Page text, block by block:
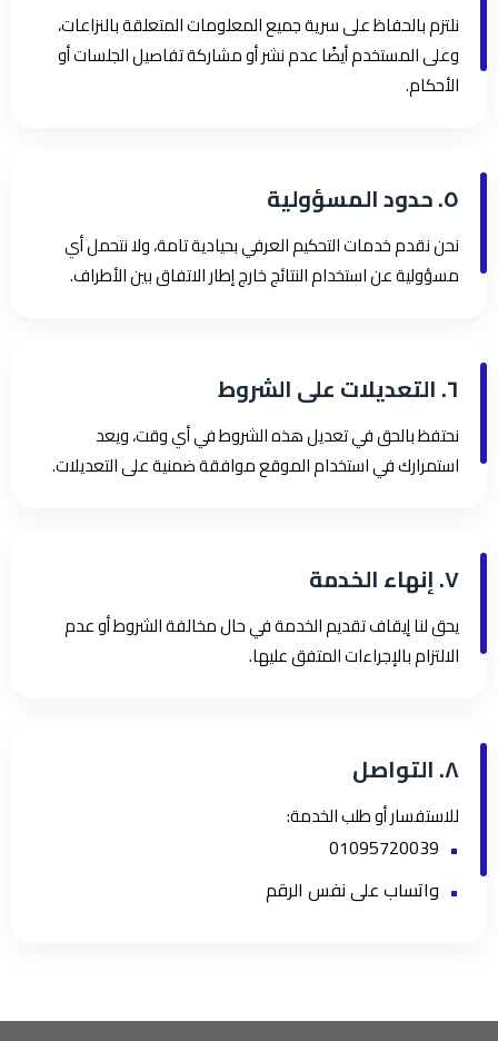
نلتزم بالحفاظ على سرية جميع المعلومات المتعلقة بالنزاعات،
وعلى المستخدم أيضًا عدم نشر أو مشاركة تفاصيل الجلسات أو
الأحكام.
٥. حدود المسؤولية
نحن نقدم خدمات التحكيم العرفي بحيادية تامة، ولا نتحمل أي
مسؤولية عن استخدام النتائج خارج إطار الاتفاق بين الأطراف.
٦. التعديلات على الشروط
نحتفظ بالحق في تعديل هذه الشروط في أي وقت، ويعد
استمرارك في استخدام الموقع موافقة ضمنية على التعديلات.
٧. إنهاء الخدمة
يحق لنا إيقاف تقديم الخدمة في حال مخالفة الشروط أو عدم
الالتزام بالإجراءات المتفق عليها.
٨. التواصل
للاستفسار أو طلب الخدمة:
01095720039
واتساب على نفس الرقم